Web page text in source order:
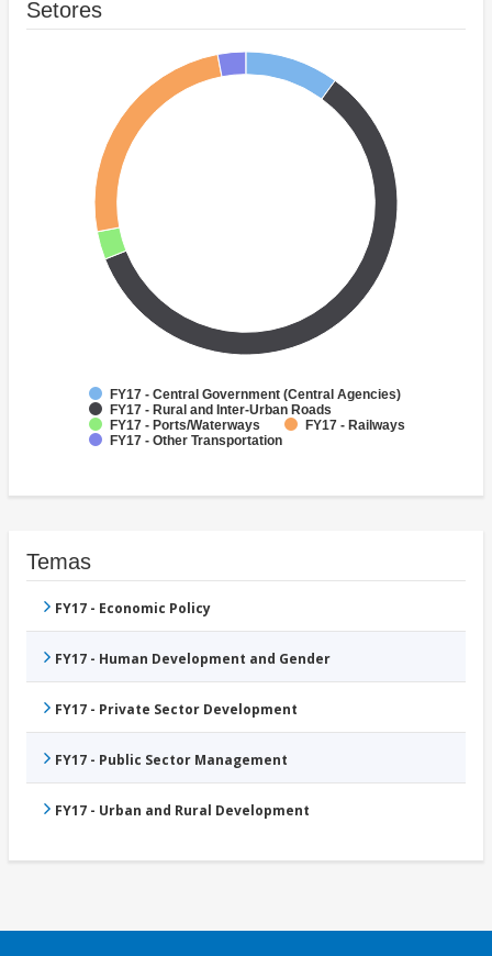
Setores
FY17 - Central Government (Central Agencies)
FY17 - Rural and Inter-Urban Roads
FY17 - Ports/Waterways
FY17 - Railways
FY17 - Other Transportation
Temas
FY17 - Economic Policy
FY17 - Human Development and Gender
FY17 - Private Sector Development
FY17 - Public Sector Management
FY17 - Urban and Rural Development